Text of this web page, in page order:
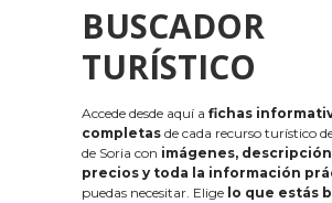
BUSCADOR
TURÍSTICO
Accede desde aquí a fichas
completas de cada recurso turístico
de Soria con imágenes,
precios y toda la información
puedas necesitar. Elige lo que estás